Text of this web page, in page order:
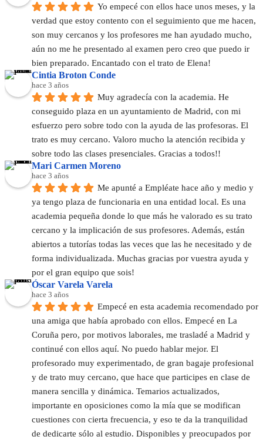
Yo empecé con ellos hace unos meses, y la
verdad que estoy contento con el seguimiento que me hacen,
son muy cercanos y los profesores me han ayudado mucho,
aún no me he presentado al examen pero creo que puedo ir
bien preparado. Encantado con el trato de Elena!
Cintia Broton Conde
hace 3 años
Muy agradecía con la academia. He
conseguido plaza en un ayuntamiento de Madrid, con mi
esfuerzo pero sobre todo con la ayuda de las profesoras. El
trato es muy cercano. Valoro mucho la atención recibida y
sobre todo las clases presenciales. Gracias a todos!!
Mari Carmen Moreno
hace 3 años
Me apunté a Empléate hace año y medio y
ya tengo plaza de funcionaria en una entidad local. Es una
academia pequeña donde lo que más he valorado es su trato
cercano y la implicación de sus profesores. Además, están
abiertos a tutorías todas las veces que las he necesitado y de
forma individualizada. Muchas gracias por vuestra ayuda y
por el gran equipo que sois!
Óscar Varela Varela
hace 3 años
Empecé en esta academia recomendado por
una amiga que había aprobado con ellos. Empecé en La
Coruña pero, por motivos laborales, me trasladé a Madrid y
continué con ellos aquí. No puedo hablar mejor. El
profesorado muy experimentado, de gran bagaje profesional
y de trato muy cercano, que hace que participes en clase de
manera sencilla y dinámica. Temarios actualizados,
importante en oposiciones como la mía que se modifican
cuestiones con cierta frecuencia, y eso te da la tranquilidad
de dedicarte sólo al estudio. Disponibles y preocupados por